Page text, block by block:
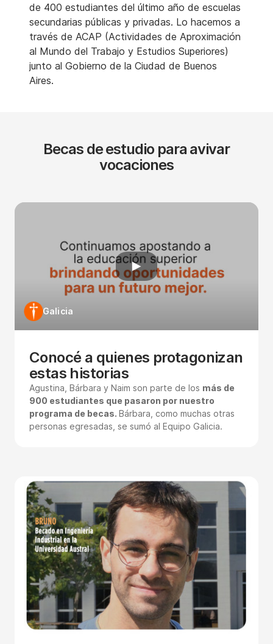
de 400 estudiantes del último año de escuelas
secundarias públicas y privadas. Lo hacemos a
través de ACAP (Actividades de Aproximación
al Mundo del Trabajo y Estudios Superiores)
junto al Gobierno de la Ciudad de Buenos
Aires.
Becas de estudio para avivar
vocaciones
Galicia
Conocé a quienes protagonizan
estas historias
Agustina, Bárbara y Naim son parte de los más de
900 estudiantes que pasaron por nuestro
programa de becas. Bárbara, como muchas otras
personas egresadas, se sumó al Equipo Galicia.